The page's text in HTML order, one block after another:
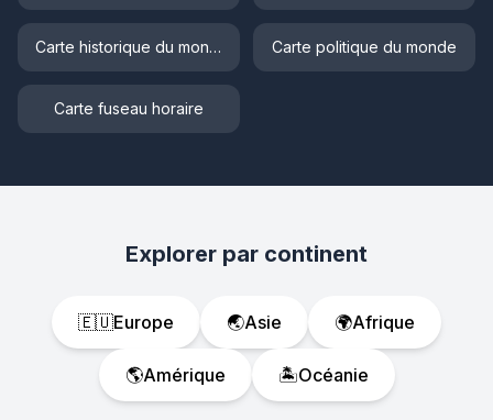
Carte historique du monde Carte politique du monde
Carte fuseau horaire
Explorer par continent
🇪🇺Europe 🌏Asie 🌍Afrique
🌎Amérique 🏝️Océanie